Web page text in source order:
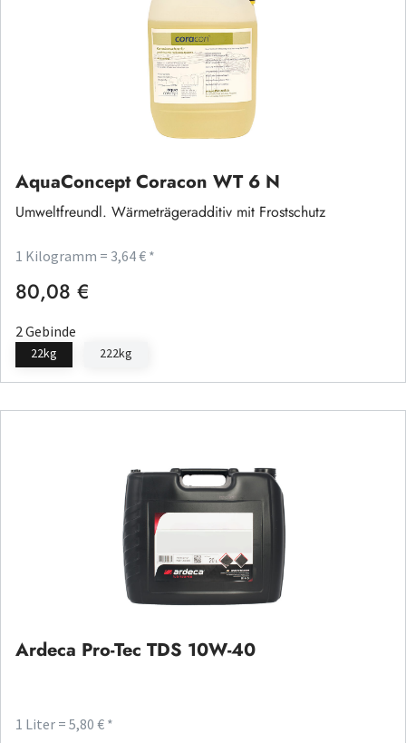
AquaConcept Coracon WT 6 N
Umweltfreundl. Wärmeträgeradditiv mit Frostschutz
1 Kilogramm = 3,64 € *
Regulärer Preis:
80,08 €
2 Gebinde
22kg 222kg
Ardeca Pro-Tec TDS 10W-40
1 Liter = 5,80 € *